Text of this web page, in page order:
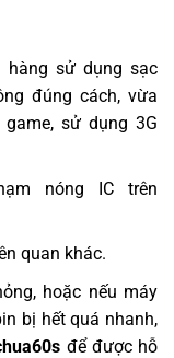
hàng sử dụng sạc
đúng cách, vừa
sử dụng 3G
nóng IC trên
quan khác.
hoặc nếu máy
bị hết quá nhanh,
để được hỗ